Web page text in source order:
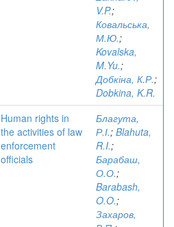
V.P.;
Ковальська,
М.Ю.;
Kovalska,
M.Yu.;
Добкіна, К.Р.;
Dobkina, K.R.
Human rights in
the activities of law
enforcement
officials
Благута,
Р.І.; Blahuta,
R.I.;
Барабаш,
О.О.;
Barabash,
O.O.;
Захаров,